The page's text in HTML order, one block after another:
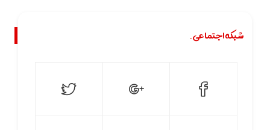
شبکه اجتماعی.